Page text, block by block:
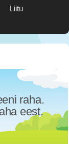
Liitu
raha.
eest.